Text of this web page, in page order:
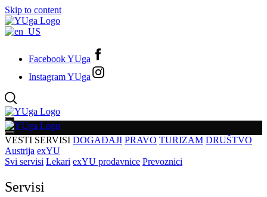
Skip to content
Facebook YUga
Instagram YUga
VESTI SERVISI DOGAĐAJI PRAVO TURIZAM DRUŠTVO
Austrija exYU
Svi servisi Lekari exYU prodavnice Prevoznici
Servisi